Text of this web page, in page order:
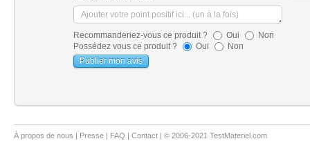
Recommanderiez-vous ce produit ? Oui
Non
Possédez vous ce produit ?
Oui Non
À propos de nous | Presse | FAQ | Contact | © 2006-2021 TestMateriel.com